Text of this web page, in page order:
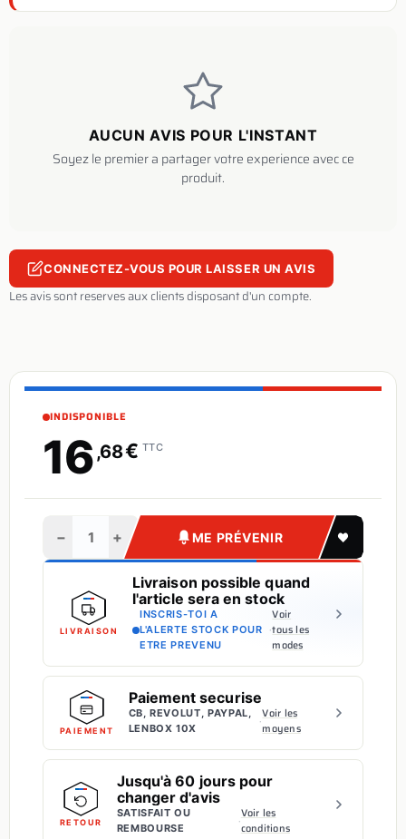
AUCUN AVIS POUR L'INSTANT
Soyez le premier a partager votre experience avec ce
produit.
CONNECTEZ-VOUS POUR LAISSER UN AVIS
Les avis sont reserves aux clients disposant d'un compte.
INDISPONIBLE
16,68€ TTC
− + ME PRÉVENIR
LIVRAISON
Livraison possible quand
l'article sera en stock
INSCRIS-TOI A
L'ALERTE STOCK POUR
ETRE PREVENU
·
Voir
tous les
modes
PAIEMENT
Paiement securise
CB, REVOLUT, PAYPAL,
LENBOX 10X
·Voir les
moyens
RETOUR
Jusqu'à 60 jours pour
changer d'avis
SATISFAIT OU
REMBOURSE
·Voir les
conditions